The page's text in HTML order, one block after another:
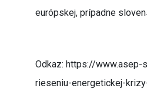
európskej, prípadne
Odkaz: https://
rieseniu-energetickej-